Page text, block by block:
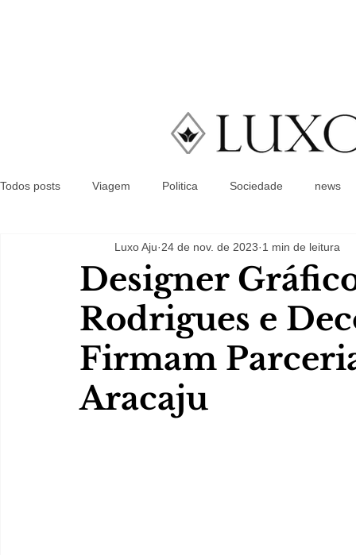
Todos posts Viagem Politica Sociedade news
Designer
Rodrigues e
Firmam
Aracaju
Luxo Aju 24 de nov. de 2023 1 min de leitura